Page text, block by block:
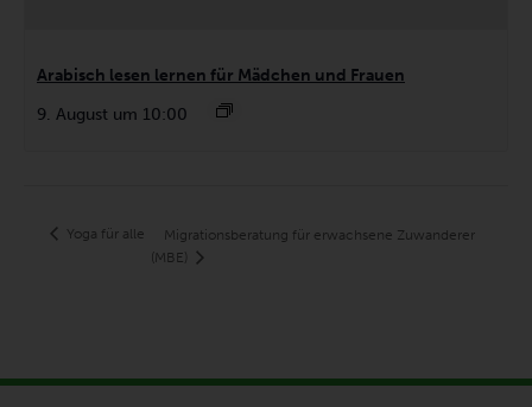
Arabisch lesen lernen für Mädchen und Frauen
9. August um 10:00
Yoga für alle
Migrationsberatung für erwachsene Zuwanderer
(MBE)